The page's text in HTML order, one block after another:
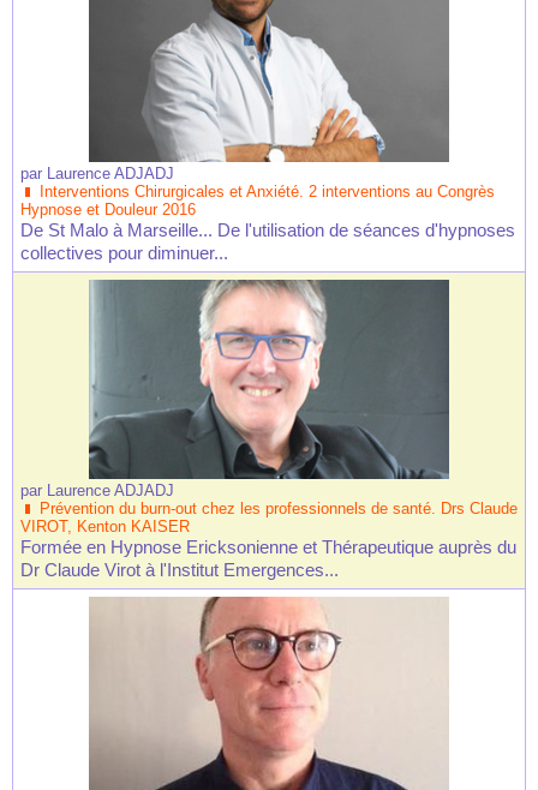
par Laurence ADJADJ
Interventions Chirurgicales et Anxiété. 2 interventions au Congrès
Hypnose et Douleur 2016
De St Malo à Marseille... De l'utilisation de séances d'hypnoses
collectives pour diminuer...
par Laurence ADJADJ
Prévention du burn-out chez les professionnels de santé. Drs Claude
VIROT, Kenton KAISER
Formée en Hypnose Ericksonienne et Thérapeutique auprès du
Dr Claude Virot à l'Institut Emergences...